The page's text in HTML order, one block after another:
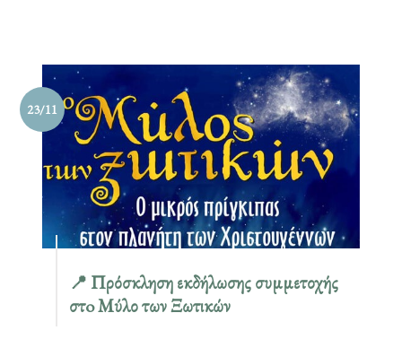
23/11
📍 Πρόσκληση εκδήλωσης συμμετοχής
στo Μύλο των Ξωτικών